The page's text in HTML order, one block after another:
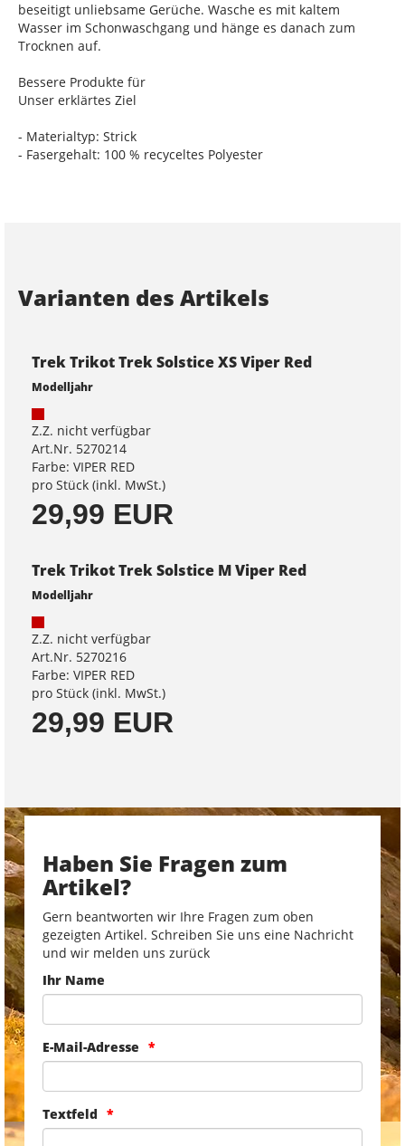
beseitigt unliebsame Gerüche. Wasche es mit kaltem
Wasser im Schonwaschgang und hänge es danach zum
Trocknen auf.
Bessere Produkte für
Unser erklärtes Ziel
- Materialtyp: Strick
- Fasergehalt: 100 % recyceltes Polyester
Varianten des Artikels
Trek Trikot Trek Solstice XS Viper Red
Modelljahr
Z.Z. nicht verfügbar
Art.Nr. 5270214
Farbe: VIPER RED
pro Stück (inkl. MwSt.)
29,99 EUR
Trek Trikot Trek Solstice M Viper Red
Modelljahr
Z.Z. nicht verfügbar
Art.Nr. 5270216
Farbe: VIPER RED
pro Stück (inkl. MwSt.)
29,99 EUR
Haben Sie Fragen zum
Artikel?
Gern beantworten wir Ihre Fragen zum oben
gezeigten Artikel. Schreiben Sie uns eine Nachricht
und wir melden uns zurück
Ihr Name
E-Mail-Adresse
Textfeld